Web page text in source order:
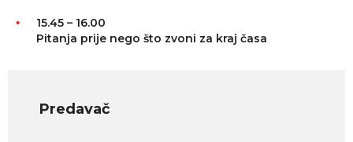
15.45 – 16.00
Pitanja prije nego što zvoni za kraj časa
Predavač